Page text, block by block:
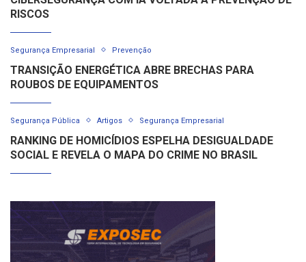
RISCOS
Segurança Empresarial Prevenção
TRANSIÇÃO ENERGÉTICA ABRE BRECHAS PARA
ROUBOS DE EQUIPAMENTOS
Segurança Pública Artigos Segurança Empresarial
RANKING DE HOMICÍDIOS ESPELHA DESIGUALDADE
SOCIAL E REVELA O MAPA DO CRIME NO BRASIL